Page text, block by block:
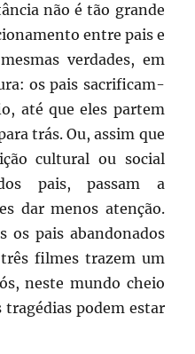
não é tão grande
entre pais e
verdades, em
os pais sacrificam-
até que eles partem
trás. Ou, assim que
cultural ou social
pais, passam a
dar menos atenção.
os pais abandonados
filmes trazem um
neste mundo cheio
tragédias podem estar